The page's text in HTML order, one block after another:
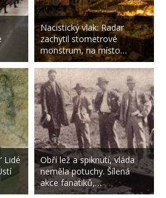
Lidé
Nacistický vlak: Radar
zachytil stometrové
monstrum, na místo…
Obří lež a spiknutí, vláda
neměla potuchy. Šílená
akce fanatiků,…